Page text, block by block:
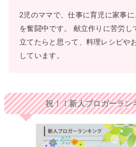
2児のママで、仕事に育児に家事
を奮闘中です。 献立作りに苦労し
立てたらと思って、料理レシピや
しています。
祝！！新人ブロガーラン